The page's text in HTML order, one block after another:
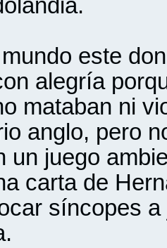
este
alegría
mataban ni
anglo, pero
un juego
carta de
síncopes